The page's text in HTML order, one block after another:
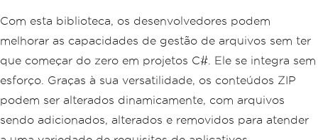
Com esta biblioteca, os desenvolvedores podem
melhorar as capacidades de gestão de arquivos sem ter
que começar do zero em projetos C#. Ele se integra sem
esforço. Graças à sua versatilidade, os conteúdos ZIP
podem ser alterados dinamicamente, com arquivos
sendo adicionados, alterados e removidos para atender